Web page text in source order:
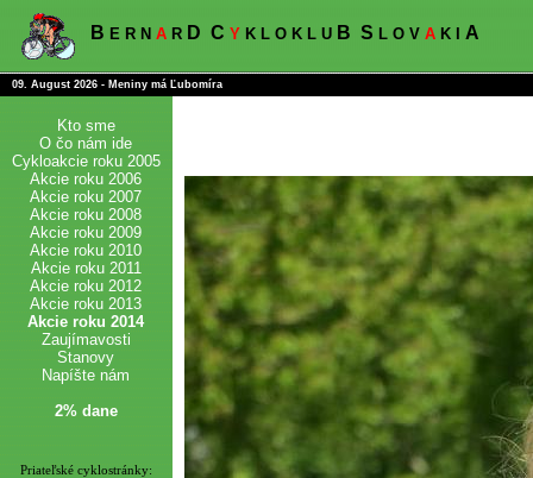
B E R N A R D C Y K L O K L U B S L O V A K I A
09. August 2026 - Meniny má Ľubomíra
Kto sme
O čo nám ide
Cykloakcie roku 2005
Akcie roku 2006
Akcie roku 2007
Akcie roku 2008
Akcie roku 2009
Akcie roku 2010
Akcie roku 2011
Akcie roku 2012
Akcie roku 2013
Akcie roku 2014
Zaujímavosti
Stanovy
Napíšte nám
2% dane
Priateľské cyklostránky: